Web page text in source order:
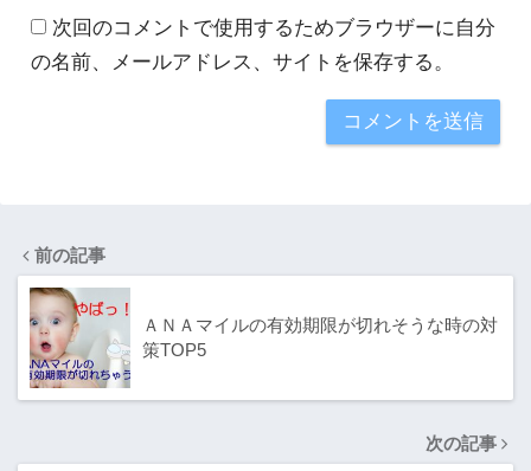
次回のコメントで使用するためブラウザーに自分
の名前、メールアドレス、サイトを保存する。
前の記事
ＡＮＡマイルの有効期限が切れそうな時の対
策TOP5
次の記事